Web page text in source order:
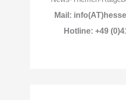
Mail:
Hotline: +49